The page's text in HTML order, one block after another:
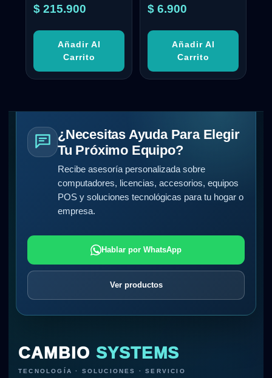
$ 215.900
Añadir Al
Carrito
$ 6.900
Añadir Al
Carrito
¿Necesitas Ayuda Para Elegir
Tu Próximo Equipo?
Recibe asesoría personalizada sobre
computadores, licencias, accesorios, equipos
POS y soluciones tecnológicas para tu hogar o
empresa.
Hablar por WhatsApp
Ver productos
CAMBIO SYSTEMS
TECNOLOGÍA · SOLUCIONES · SERVICIO